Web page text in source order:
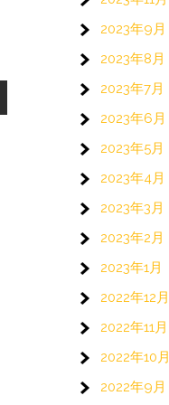
2023年9月
2023年8月
2023年7月
2023年6月
2023年5月
2023年4月
2023年3月
2023年2月
2023年1月
2022年12月
2022年11月
2022年10月
2022年9月